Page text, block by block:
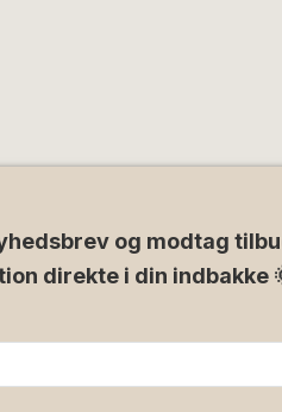
og modtag
direkte i din indbakke